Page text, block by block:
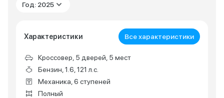
Год: 2025
Характеристики Все характеристики
Кроссовер, 5 дверей, 5 мест
Бензин, 1.6, 121 л.с.
Механика, 6 ступеней
Полный